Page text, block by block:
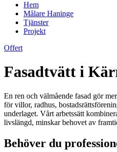
Hem
Målare Haninge
Tjänster
Projekt
Offert
Fasadtvätt i
En ren och välmående fasad gör
för villor, radhus,
underlaget. Vårt arbetssätt
livslängd, minskar behovet av
Behöver du